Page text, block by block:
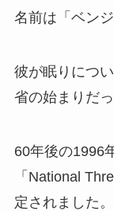
名前は「ベンジ
彼が眠りにつ
省の始まりだっ
60年後の1996
「National
定されました。